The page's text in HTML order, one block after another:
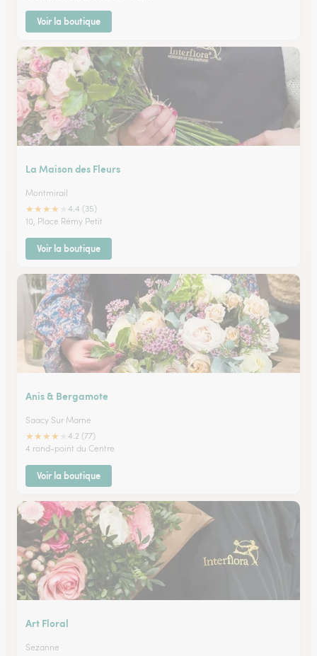
Voir la boutique
La Maison des Fleurs
Montmirail
★★★★
4.4 (35)
10, Place Rémy Petit
Voir la boutique
Anis & Bergamote
Saacy Sur Marne
★★★★
4.2 (77)
4 rond-point du Centre
Voir la boutique
Art Floral
Sezanne